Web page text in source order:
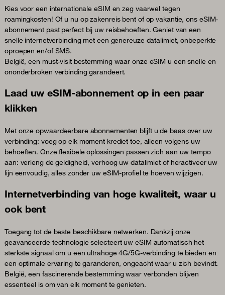
Kies voor een internationale eSIM en zeg vaarwel tegen
roamingkosten! Of u nu op zakenreis bent of op vakantie, ons eSIM-
abonnement past perfect bij uw reisbehoeften. Geniet van een
snelle internetverbinding met een genereuze datalimiet, onbeperkte
oproepen en/of SMS.
België, een must-visit bestemming waar onze eSIM u een snelle en
ononderbroken verbinding garandeert.
Laad uw eSIM-abonnement op in een paar
klikken
Met onze opwaardeerbare abonnementen blijft u de baas over uw
verbinding: voeg op elk moment krediet toe, alleen volgens uw
behoeften. Onze flexibele oplossingen passen zich aan uw tempo
aan: verleng de geldigheid, verhoog uw datalimiet of heractiveer uw
lijn eenvoudig, alles zonder uw eSIM-profiel te hoeven wijzigen.
Internetverbinding van hoge kwaliteit, waar u
ook bent
Toegang tot de beste beschikbare netwerken. Dankzij onze
geavanceerde technologie selecteert uw eSIM automatisch het
sterkste signaal om u een ultrahoge 4G/5G-verbinding te bieden en
een optimale ervaring te garanderen, ongeacht waar u zich bevindt.
België, een fascinerende bestemming waar verbonden blijven
essentieel is om van elk moment te genieten.